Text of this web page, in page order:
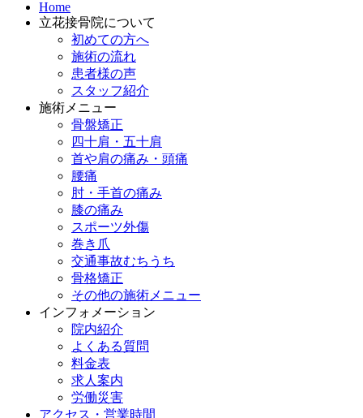
Home
立花接骨院について
初めての方へ
施術の流れ
患者様の声
スタッフ紹介
施術メニュー
骨盤矯正
四十肩・五十肩
首や肩の痛み・頭痛
腰痛
肘・手首の痛み
膝の痛み
スポーツ外傷
巻き爪
交通事故むちうち
骨格矯正
その他の施術メニュー
インフォメーション
院内紹介
よくある質問
料金表
求人案内
労働災害
アクセス・営業時間